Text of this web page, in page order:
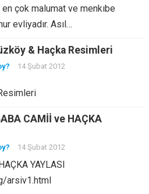
en çok malumat ve menkıbe
evliyadır. Asıl…
& Haçka Resimleri
14 Şubat 2012
CAMİİ ve HAÇKA
14 Şubat 2012
YAYLASI
arsiv1.html